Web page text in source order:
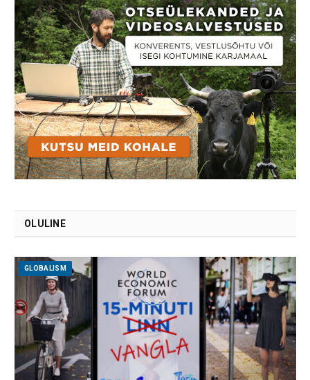
OLULINE
GLOBALISM